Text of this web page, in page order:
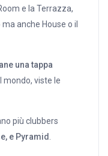
e la Terrazza,
ma anche House o il
una tappa
mondo, viste le
più clubbers
e Pyramid